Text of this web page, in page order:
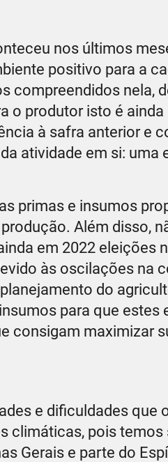
nos últimos
positivo para a
compreendidos nela,
o produtor isto é ainda
à safra anterior e
atividade em si: uma
primas e insumos
Além disso,
em 2022 eleições
às oscilações na
do
para que estes
consigam maximizar
e dificuldades que
climáticas, pois temos
Gerais e parte do